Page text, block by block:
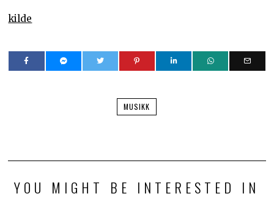
kilde
MUSIKK
YOU MIGHT BE INTERESTED IN